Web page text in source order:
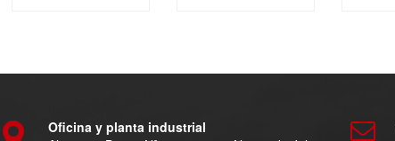
Oficina y planta industrial